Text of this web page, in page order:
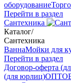
оборудование
Перейти в раздел
Сантехника
Каталог/
Сантехника
ВаннаМойки для
Перейти в раздел
Договор-оферта
(для юрлиц)